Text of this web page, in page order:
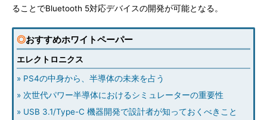
ることでBluetooth 5対応デバイスの開発が可能となる。
◎おすすめホワイトペーパー
エレクトロニクス
» PS4の中身から、半導体の未来を占う
» 次世代パワー半導体におけるシミュレーターの重要性
» USB 3.1/Type-C 機器開発で設計者が知っておくべきこと